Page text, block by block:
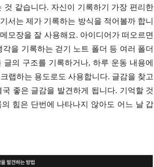
같습니다. 자신이 기록하기 가장 편리한
서는 제가 기록하는 방식을 적어볼까 합니
모장을 잘 사용해요. 아이디어가 떠오르면
을 기록하는 걷기 노트 폴더 등 여러 폴더
의 구조를 기록하거나, 하루 운동 내용에
랩하는 용도로도 사용합니다. 글감을 찾고
좋은 글감을 발견하게 됩니다. 기억할 것
힘은 단번에 나타나지 않아도 어느 날 갑